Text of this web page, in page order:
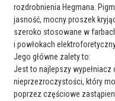
rozdrobnienia Hegmana.
jasność, mocny proszek
szeroko stosowane w
i powłokach
Jego główne zalety to:
Jest to najlepszy wypełniacz
nieprzezroczystości, który
poprzez częściowe